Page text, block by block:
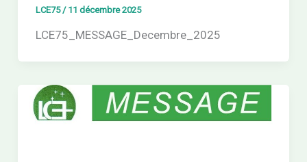
LCE75 / 11 décembre 2025
LCE75_MESSAGE_Decembre_2025